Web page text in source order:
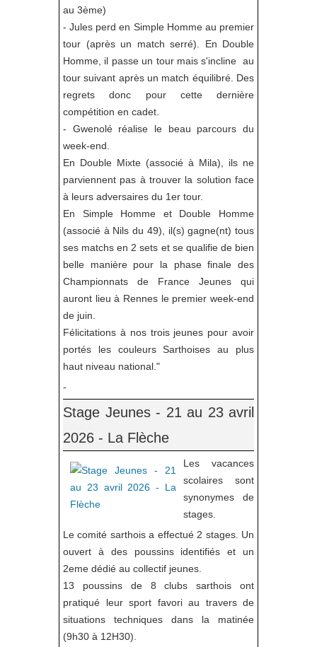
au 3ème)
- Jules perd en Simple Homme au premier
tour (après un match serré). En Double
Homme, il passe un tour mais s'incline au
tour suivant après un match équilibré. Des
regrets donc pour cette dernière
compétition en cadet.
- Gwenolé réalise le beau parcours du
week-end.
En Double Mixte (associé à Mila), ils ne
parviennent pas à trouver la solution face
à leurs adversaires du 1er tour.
En Simple Homme et Double Homme
(associé à Nils du 49), il(s) gagne(nt) tous
ses matchs en 2 sets et se qualifie de bien
belle manière pour la phase finale des
Championnats de France Jeunes qui
auront lieu à Rennes le premier week-end
de juin.
Félicitations à nos trois jeunes pour avoir
portés les couleurs Sarthoises au plus
haut niveau national."
-
Stage Jeunes - 21 au 23 avril
2026 - La Flèche
Les vacances
scolaires sont
synonymes de
stages.
Le comité sarthois a effectué 2 stages. Un
ouvert à des poussins identifiés et un
2eme dédié au collectif jeunes.
13 poussins de 8 clubs sarthois ont
pratiqué leur sport favori au travers de
situations techniques dans la matinée
(9h30 à 12H30).